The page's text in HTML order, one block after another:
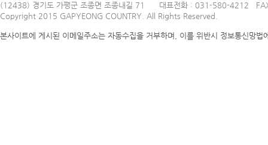
(12438) 경기도 가평군 조종면 조종내길 71
대표전화 : 031-580-4212
Copyright 2015 GAPYEONG COUNTRY. All Rights Reserved.
본사이트에 게시된 이메일주소는 자동수집을 거부하며, 이를 위반시 정보통신망법